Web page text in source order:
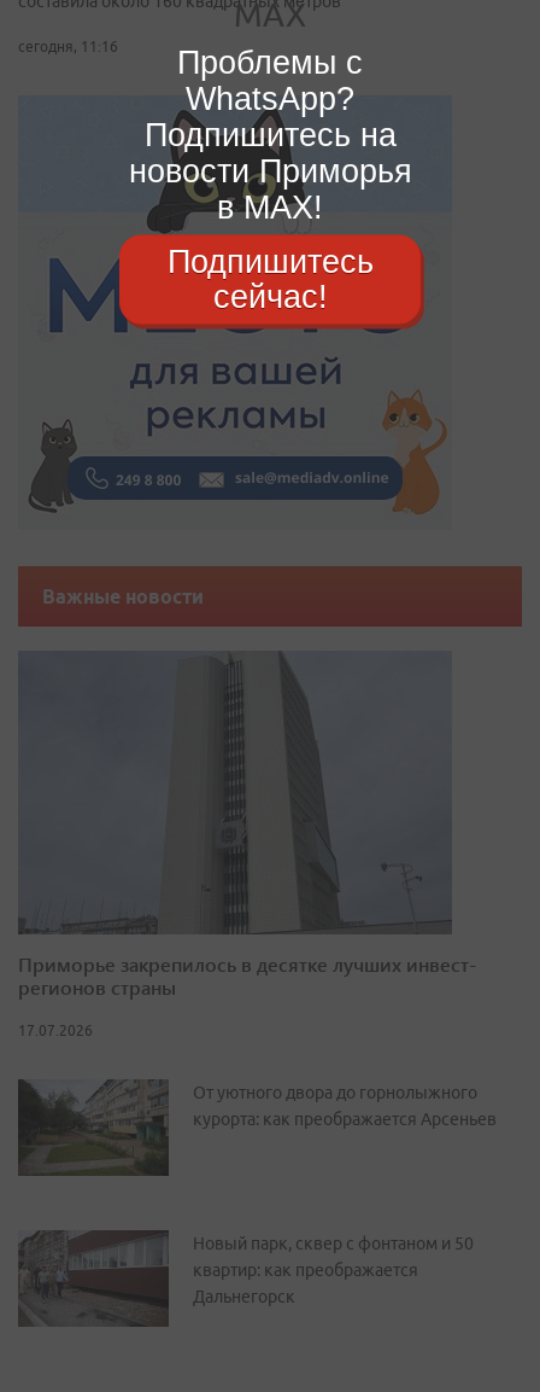
сегодня, 11:16
Важные новости
Приморье закрепилось в десятке лучших инвест-
регионов страны
17.07.2026
От уютного двора до горнолыжного
курорта: как преображается Арсеньев
Новый парк, сквер с фонтаном и 50
квартир: как преображается
Дальнегорск
Проблемы с
WhatsApp?
Подпишитесь на
новости Приморья
в MAX!
Подпишитесь
сейчас!